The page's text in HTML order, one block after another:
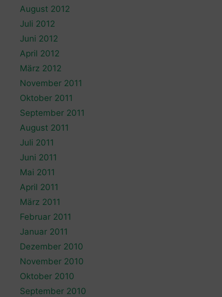
August 2012
Juli 2012
Juni 2012
April 2012
März 2012
November 2011
Oktober 2011
September 2011
August 2011
Juli 2011
Juni 2011
Mai 2011
April 2011
März 2011
Februar 2011
Januar 2011
Dezember 2010
November 2010
Oktober 2010
September 2010